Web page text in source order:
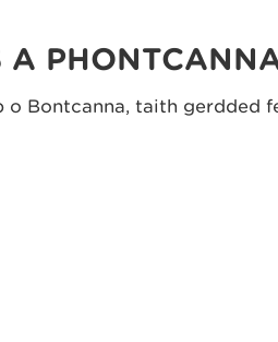
A
Bontcanna, taith gerdded